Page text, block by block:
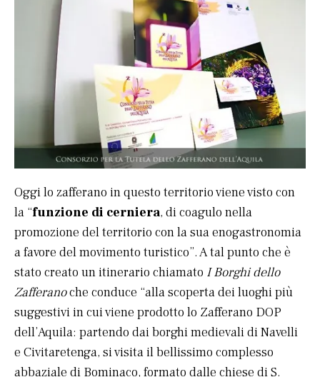
Oggi lo zafferano in questo territorio viene visto con
la “funzione di cerniera, di coagulo nella
promozione del territorio con la sua enogastronomia
a favore del movimento turistico”. A tal punto che è
stato creato un itinerario chiamato I Borghi dello
Zafferanoche conduce “alla scoperta dei luoghi più
suggestivi in cui viene prodotto lo Zafferano DOP
dell’Aquila: partendo dai borghi medievali di Navelli
e Civitaretenga, si visita il bellissimo complesso
abbaziale di Bominaco, formato dalle chiese di S.